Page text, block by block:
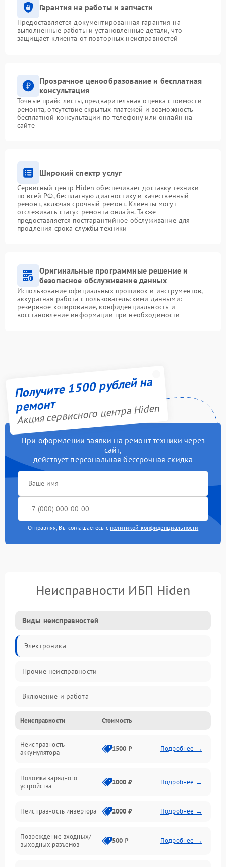
Гарантия на работы и запчасти
Предоставляется документированная гарантия на
выполненные работы и установленные детали, что
защищает клиента от повторных неисправностей
Прозрачное ценообразование и бесплатная
консультация
Точные прайс-листы, предварительная оценка стоимости
ремонта, отсутствие скрытых платежей и возможность
бесплатной консультации по телефону или онлайн на
сайте
Широкий спектр услуг
Сервисный центр Hiden обеспечивает доставку техники
по всей РФ, бесплатную диагностику и качественный
ремонт, включая срочный ремонт. Клиенты могут
отслеживать статус ремонта онлайн. Также
предоставляется постгарантийное обслуживание для
продления срока службы техники
Оригинальные программные решение и
безопасное обслуживание данных
Использование официальных прошивок и инструментов,
аккуратная работа с пользовательскими данными:
резервное копирование, конфиденциальность и
восстановление информации при необходимости
Получите 1500 рублей на
ремонт
Акция сервисного центра Hiden
При оформлении заявки на ремонт техники через
сайт,
действует персональная бессрочная скидка
Отправляя, Вы соглашаетесь с политикой конфиденциальности
Неисправности ИБП Hiden
Виды неисправностей
Электроника
Прочие неисправности
Включение и работа
Работа с нагрузкой
Звук и индикация
Механические повреждения
Неисправности Стоимость
Неисправность
аккумулятора
1500 ₽ Подробнее →
Поломка зарядного
устройства
1000 ₽ Подробнее →
Неисправность инвертора 2000 ₽ Подробнее →
Повреждение входных/
выходных разъемов
500 ₽ Подробнее →